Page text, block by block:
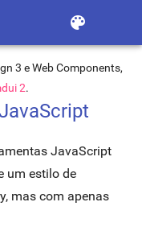
color_lens
3 e Web Components,
2.
JavaScript
um estilo de
mas com apenas